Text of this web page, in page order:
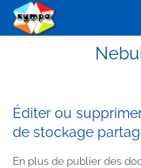
Éditer ou
de stockage
En plus de publier des